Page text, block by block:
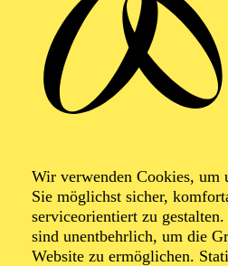
Wir verwenden Cookies, um
Sie möglichst sicher,
serviceorientiert zu
sind unentbehrlich, um die
Website zu ermöglichen.
500
Ein partizipatives